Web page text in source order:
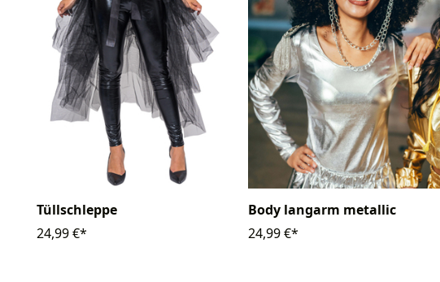
Tüllschleppe
24,99 €*
Body langarm metallic
24,99 €*